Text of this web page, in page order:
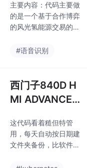
式，可以动态地关注序
列中的不同时间步特
征。通过注意力权重，
距离依赖关系，提高预
些权重决定了每个时间
步对当前预测的贡献程
博弈运行策略优
化与仿真实现
主要内容：代码主要做
的是一个基于合作博弈
的风光氢能源交易的问
的电能交易建立各主体
风–光–氢多主体合作运
行模型， 接着将其等效
为联盟效益最大化和电
问题，运用交替方向乘
子法提出上述两个子问
题的分布式求解方法，
#语音识别
西门子840D H
MI ADVANCED
于810D,840DS
L中文版
这代码看着糙但特管
用，每天自动按日期建
文件夹备份，比软件自